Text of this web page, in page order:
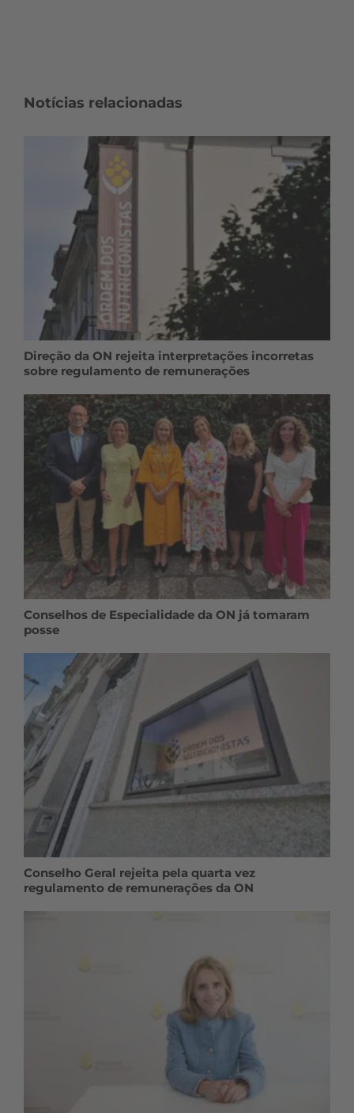
Notícias relacionadas
Direção da ON rejeita interpretações incorretas
sobre regulamento de remunerações
Conselhos de Especialidade da ON já tomaram
posse
Conselho Geral rejeita pela quarta vez
regulamento de remunerações da ON